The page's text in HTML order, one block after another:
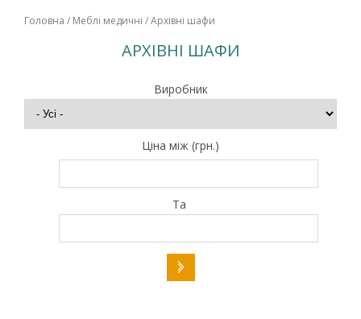
Головна / Меблі медичні / Архівні шафи
АРХІВНІ ШАФИ
Виробник
Ціна між (грн.)
Та